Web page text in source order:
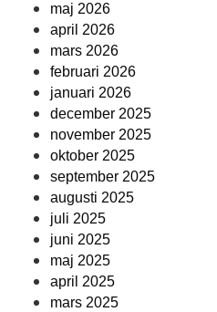
maj 2026
april 2026
mars 2026
februari 2026
januari 2026
december 2025
november 2025
oktober 2025
september 2025
augusti 2025
juli 2025
juni 2025
maj 2025
april 2025
mars 2025